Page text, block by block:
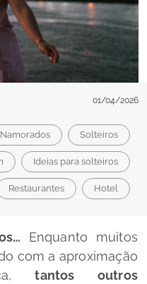
01/04/2026
Solteiros
Ideias para solteiros
Restaurantes Hotel
Enquanto muitos
com a aproximação
tantos outros